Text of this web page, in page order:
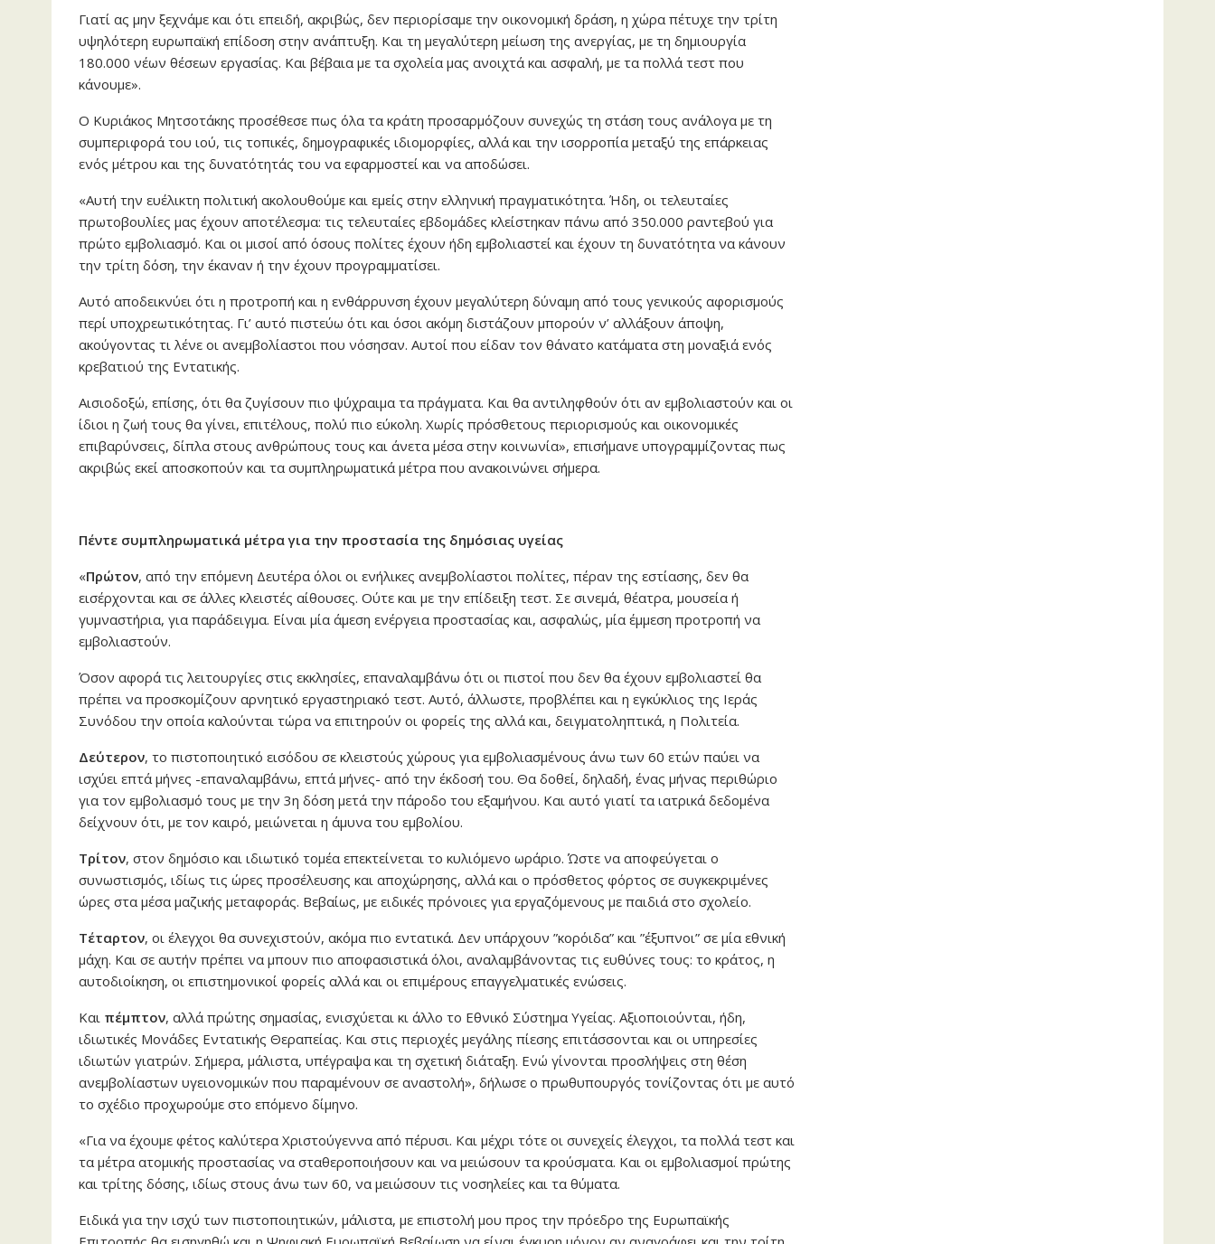
Γιατί ας μην ξεχνάμε και ότι επειδή, ακριβώς, δεν περιορίσαμε την οικονομική δράση, η χώρα πέτυχε την τρίτη
υψηλότερη ευρωπαϊκή επίδοση στην ανάπτυξη. Και τη μεγαλύτερη μείωση της ανεργίας, με τη δημιουργία
180.000 νέων θέσεων εργασίας. Και βέβαια με τα σχολεία μας ανοιχτά και ασφαλή, με τα πολλά τεστ που
κάνουμε».
Ο Κυριάκος Μητσοτάκης προσέθεσε πως όλα τα κράτη προσαρμόζουν συνεχώς τη στάση τους ανάλογα με τη
συμπεριφορά του ιού, τις τοπικές, δημογραφικές ιδιομορφίες, αλλά και την ισορροπία μεταξύ της επάρκειας
ενός μέτρου και της δυνατότητάς του να εφαρμοστεί και να αποδώσει.
«Αυτή την ευέλικτη πολιτική ακολουθούμε και εμείς στην ελληνική πραγματικότητα. Ήδη, οι τελευταίες
πρωτοβουλίες μας έχουν αποτέλεσμα: τις τελευταίες εβδομάδες κλείστηκαν πάνω από 350.000 ραντεβού για
πρώτο εμβολιασμό. Και οι μισοί από όσους πολίτες έχουν ήδη εμβολιαστεί και έχουν τη δυνατότητα να κάνουν
την τρίτη δόση, την έκαναν ή την έχουν προγραμματίσει.
Αυτό αποδεικνύει ότι η προτροπή και η ενθάρρυνση έχουν μεγαλύτερη δύναμη από τους γενικούς αφορισμούς
περί υποχρεωτικότητας. Γι’ αυτό πιστεύω ότι και όσοι ακόμη διστάζουν μπορούν ν’ αλλάξουν άποψη,
ακούγοντας τι λένε οι ανεμβολίαστοι που νόσησαν. Αυτοί που είδαν τον θάνατο κατάματα στη μοναξιά ενός
κρεβατιού της Εντατικής.
Αισιοδοξώ, επίσης, ότι θα ζυγίσουν πιο ψύχραιμα τα πράγματα. Και θα αντιληφθούν ότι αν εμβολιαστούν και οι
ίδιοι η ζωή τους θα γίνει, επιτέλους, πολύ πιο εύκολη. Χωρίς πρόσθετους περιορισμούς και οικονομικές
επιβαρύνσεις, δίπλα στους ανθρώπους τους και άνετα μέσα στην κοινωνία», επισήμανε υπογραμμίζοντας πως
ακριβώς εκεί αποσκοπούν και τα συμπληρωματικά μέτρα που ανακοινώνει σήμερα.
Πέντε συμπληρωματικά μέτρα για την προστασία της δημόσιας υγείας
«Πρώτον, από την επόμενη Δευτέρα όλοι οι ενήλικες ανεμβολίαστοι πολίτες, πέραν της εστίασης, δεν θα
εισέρχονται και σε άλλες κλειστές αίθουσες. Ούτε και με την επίδειξη τεστ. Σε σινεμά, θέατρα, μουσεία ή
γυμναστήρια, για παράδειγμα. Είναι μία άμεση ενέργεια προστασίας και, ασφαλώς, μία έμμεση προτροπή να
εμβολιαστούν.
Όσον αφορά τις λειτουργίες στις εκκλησίες, επαναλαμβάνω ότι οι πιστοί που δεν θα έχουν εμβολιαστεί θα
πρέπει να προσκομίζουν αρνητικό εργαστηριακό τεστ. Αυτό, άλλωστε, προβλέπει και η εγκύκλιος της Ιεράς
Συνόδου την οποία καλούνται τώρα να επιτηρούν οι φορείς της αλλά και, δειγματοληπτικά, η Πολιτεία.
Δεύτερον, το πιστοποιητικό εισόδου σε κλειστούς χώρους για εμβολιασμένους άνω των 60 ετών παύει να
ισχύει επτά μήνες -επαναλαμβάνω, επτά μήνες- από την έκδοσή του. Θα δοθεί, δηλαδή, ένας μήνας περιθώριο
για τον εμβολιασμό τους με την 3η δόση μετά την πάροδο του εξαμήνου. Και αυτό γιατί τα ιατρικά δεδομένα
δείχνουν ότι, με τον καιρό, μειώνεται η άμυνα του εμβολίου.
Τρίτον, στον δημόσιο και ιδιωτικό τομέα επεκτείνεται το κυλιόμενο ωράριο. Ώστε να αποφεύγεται ο
συνωστισμός, ιδίως τις ώρες προσέλευσης και αποχώρησης, αλλά και ο πρόσθετος φόρτος σε συγκεκριμένες
ώρες στα μέσα μαζικής μεταφοράς. Βεβαίως, με ειδικές πρόνοιες για εργαζόμενους με παιδιά στο σχολείο.
Τέταρτον, οι έλεγχοι θα συνεχιστούν, ακόμα πιο εντατικά. Δεν υπάρχουν ”κορόιδα” και ”έξυπνοι” σε μία εθνική
μάχη. Και σε αυτήν πρέπει να μπουν πιο αποφασιστικά όλοι, αναλαμβάνοντας τις ευθύνες τους: το κράτος, η
αυτοδιοίκηση, οι επιστημονικοί φορείς αλλά και οι επιμέρους επαγγελματικές ενώσεις.
Και πέμπτον, αλλά πρώτης σημασίας, ενισχύεται κι άλλο το Εθνικό Σύστημα Υγείας. Αξιοποιούνται, ήδη,
ιδιωτικές Μονάδες Εντατικής Θεραπείας. Και στις περιοχές μεγάλης πίεσης επιτάσσονται και οι υπηρεσίες
ιδιωτών γιατρών. Σήμερα, μάλιστα, υπέγραψα και τη σχετική διάταξη. Ενώ γίνονται προσλήψεις στη θέση
ανεμβολίαστων υγειονομικών που παραμένουν σε αναστολή», δήλωσε ο πρωθυπουργός τονίζοντας ότι με αυτό
το σχέδιο προχωρούμε στο επόμενο δίμηνο.
«Για να έχουμε φέτος καλύτερα Χριστούγεννα από πέρυσι. Και μέχρι τότε οι συνεχείς έλεγχοι, τα πολλά τεστ και
τα μέτρα ατομικής προστασίας να σταθεροποιήσουν και να μειώσουν τα κρούσματα. Και οι εμβολιασμοί πρώτης
και τρίτης δόσης, ιδίως στους άνω των 60, να μειώσουν τις νοσηλείες και τα θύματα.
Ειδικά για την ισχύ των πιστοποιητικών, μάλιστα, με επιστολή μου προς την πρόεδρο της Ευρωπαϊκής